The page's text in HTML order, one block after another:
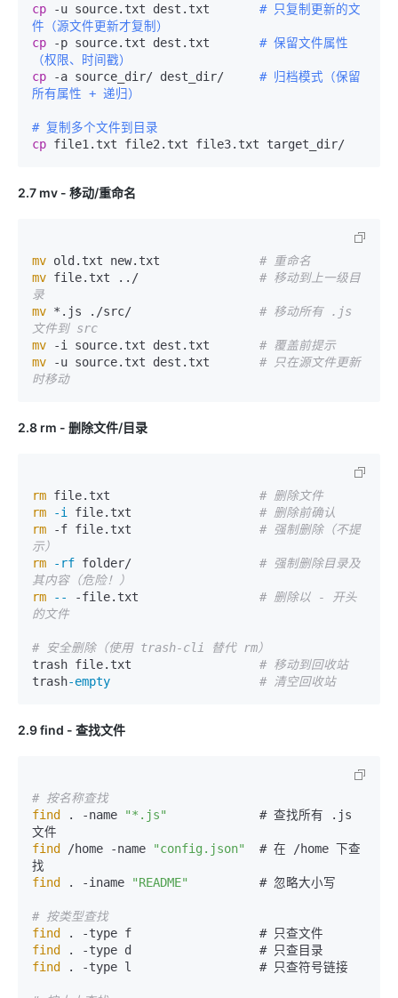
cp -u source.txt dest.txt # 只复制更新的文
件（源文件更新才复制）
cp -p source.txt dest.txt # 保留文件属性
（权限、时间戳）
cp -a source_dir/ dest_dir/ # 归档模式（保留
所有属性 + 递归）
# 复制多个文件到目录
cp
2.7 mv - 移动/重命名
mv old.txt new.txt # 重命名
mv file.txt ../ # 移动到上一级目
录
mv *.js ./src/ # 移动所有 .js
文件到 src
mv -i source.txt dest.txt # 覆盖前提示
mv -u source.txt dest.txt # 只在源文件更新
时移动
2.8 rm - 删除文件/目录
rm file.txt # 删除文件
rm
-i file.txt # 删除前确认
rm
-f file.txt # 强制删除（不提
示）
rm
-rf folder/ # 强制删除目录及
其内容（危险！）
rm
-- -file.txt # 删除以 - 开头
的文件
# 安全删除（使用 trash-cli 替代 rm）
trash file.txt # 移动到回收站
trash-empty # 清空回收站
2.9 find - 查找文件
# 按名称查找
find
. -name "*.js"
             # 查找所有 .js
find
/home -name "config.json"
  # 在 /home 下查
find
. -iname "README"
          # 忽略大小写
# 按类型查找
find
find
find
. -type l                  # 只查符号链接